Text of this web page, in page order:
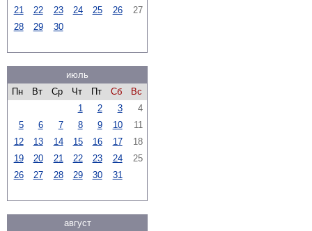
21
22 23 24 25 26
27
28
29 30
июль
Пн
Вт Ср Чт Пт Сб
Вс
1
2 3
4
5
6 7 8 9 10
11
12
13 14 15 16 17
18
19
20 21 22 23 24
25
26
27 28 29 30 31
август